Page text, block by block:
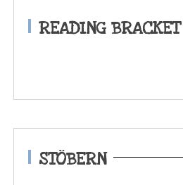
READING
STÖBERN